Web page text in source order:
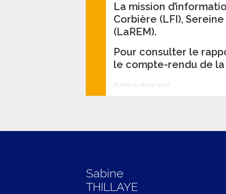
La mission
Corbière (LFI),
(LaREM).
Pour consulter le
le compte-rendu de
Publié le 08/01/2020
Sabine
THILLAYE